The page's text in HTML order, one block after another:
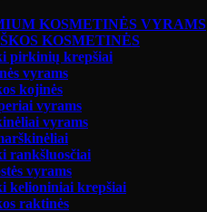
KOSMETINĖS VYRAMS
KOSMETINĖS
pirkinių krepšiai
vyrams
kojinės
vyrams
vyrams
rankšluosčiai
vyrams
kelioniniai krepšiai
raktinės